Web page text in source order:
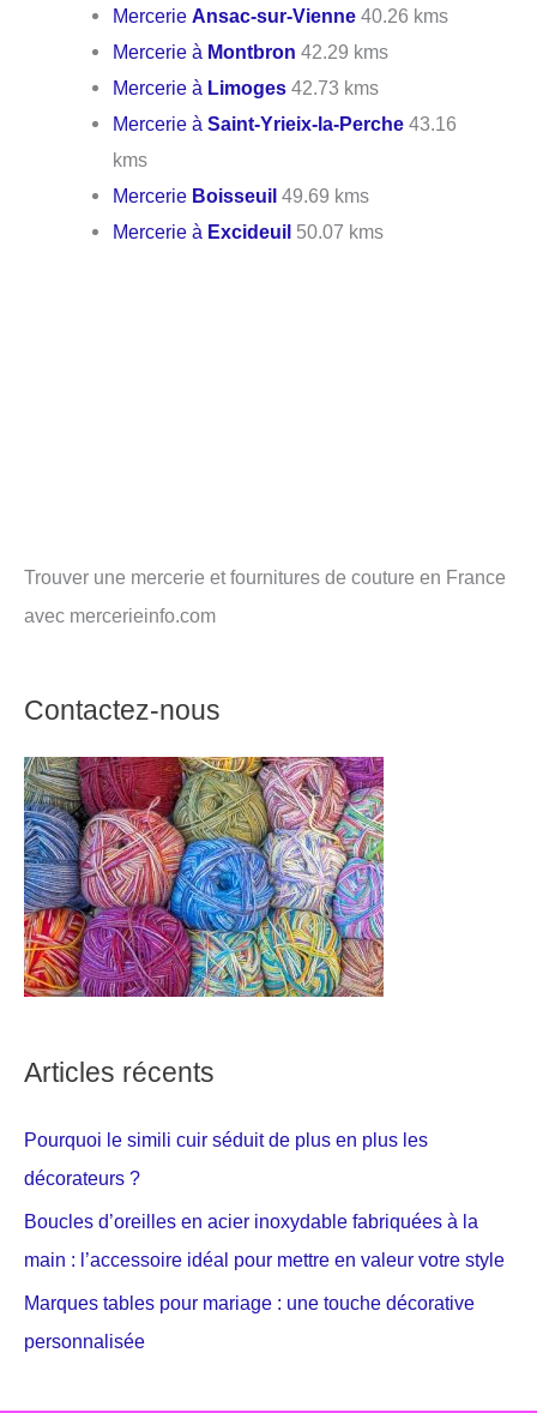
MercerieAnsac-sur-Vienne 40.26 kms
Mercerie à Montbron 42.29 kms
Mercerie à Limoges 42.73 kms
Mercerie àSaint-Yrieix-la-Perche 43.16
kms
Mercerie Boisseuil 49.69 kms
Mercerie à Excideuil 50.07 kms
Trouver une mercerie et fournitures de couture en France
avec mercerieinfo.com
Contactez-nous
Articles récents
Pourquoi le simili cuir séduit de plus en plus les
décorateurs ?
Boucles d’oreilles en acier inoxydable fabriquées à la
main : l’accessoire idéal pour mettre en valeur votre style
Marques tables pour mariage : une touche décorative
personnalisée